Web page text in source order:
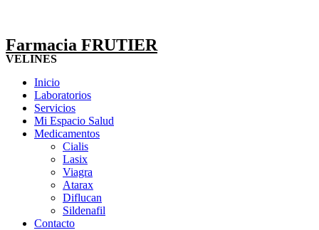
Farmacia FRUTIER
VELINES
Inicio
Laboratorios
Servicios
Mi Espacio Salud
Medicamentos
Cialis
Lasix
Viagra
Atarax
Diflucan
Sildenafil
Contacto